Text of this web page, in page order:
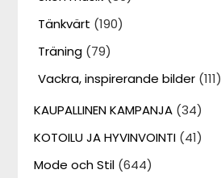
Tänkvärt (190)
Träning (79)
Vackra, inspirerande bilder (111)
KAUPALLINEN KAMPANJA (34)
KOTOILU JA HYVINVOINTI (41)
Mode och Stil (644)